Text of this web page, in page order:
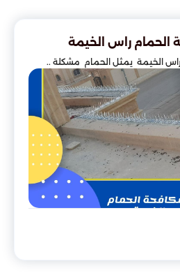
الحمام راس الخيمة
الخيمة يمثل الحمام مشكلة ..